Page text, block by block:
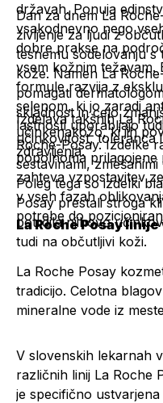
državah. Ponuja
vsakodnevno nego
dobre prakse na
vsem kožnim težavam.
formule razvija z
selenom, ki jo zaradi
lastnosti uporabljajo
Roche-Posay. Izdelke
sestavinami,
Poleg tega so izdelki
Posay prestali stroga
potrdila njihovo
tudi na občutljivi koži.
Dan za dnem La
življenje za ljudi z
tesnemu sodelovanju
kože. Namen La
pomagati
skladnost in celo
učinkenakožo, ki jih
zdravljenja.
Izdelava takšnih La
učinkovitost, toleranca
popolnoma
zahteva vzpostavitev
v vseh fazah
potrebe do
La Roche Posay
La Roche Posay
tradicijo. Celotna
mineralne vode iz
V slovenskih lekarnah
različnih linij La Roche
je specifično